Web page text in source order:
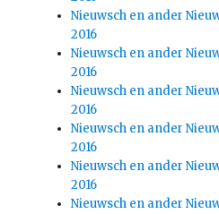
Nieuwsch en ander
2016
Nieuwsch en ander
2016
Nieuwsch en ander
2016
Nieuwsch en ander
2016
Nieuwsch en ander
2016
Nieuwsch en ander